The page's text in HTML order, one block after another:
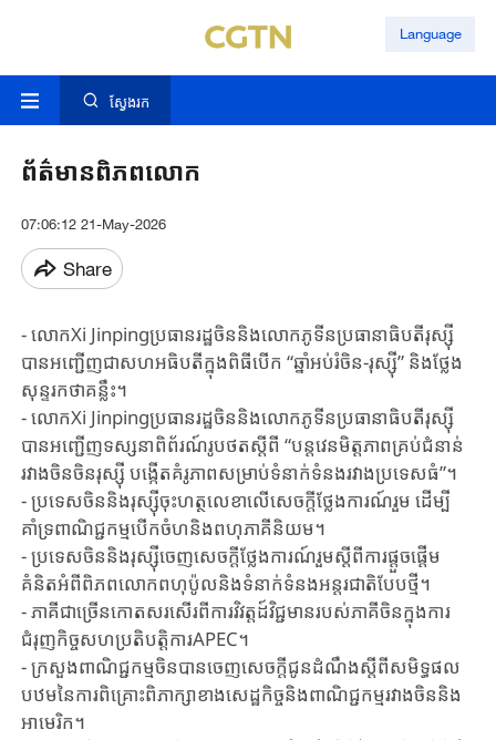
Language
ស្វែងរក
ព័ត៌មានពិភពលោក
07:06:12 21-May-2026
Share
- ​លោក​Xi Jinping​ប្រធានរដ្ឋ​ចិន​និង​លោក​ភូទីន​ប្រធានាធិបតី​រុស្ស៊ី​​
បាន​អញ្ជើញជាសហអធិបតីក្នុងពិធី​បើក​​ “ឆ្នាំ​អប់រំ​ចិន-រុស្ស៊ី​”​ និងថ្លែង​
សុន្ទរកថា​គន្លឹះ។
- លោក​Xi Jinping​ប្រធានរដ្ឋ​ចិន​និង​លោកភូទីន​ប្រធានាធិបតីរុស្ស៊ី​
បាន​អញ្ជើញទស្សនា​​ពិព័រណ៍​រូបថតស្តីពី​​ “បន្តវេន​មិត្តភាព​គ្រប់​ជំនាន់​
រវាង​ចិន​ចិន​រុស្ស៊ី ​បង្កើត​គំរូភាពសម្រាប់​ទំនាក់ទំនង​រវាង​ប្រទេស​ធំ”។
- ប្រទេស​ចិន​និងរុស្ស៊ី​ចុះហត្ថលេខា​លើ​សេចក្តីថ្លែងការណ៍រួម​ ​ដើម្បី​
គាំទ្រ​ពាណិជ្ជកម្ម​បើក​ចំហ​និង​ពហុភាគីនិយម។
- ​ប្រទេស​ចិន​និងរុស្ស៊ី​ចេញ​សេចក្តីថ្លែងការណ៍​​រួម​ស្តីពី​ការ​ផ្តួចផ្តើម​
គំនិត​អំពី​ពិភពលោកពហុប៉ូលនិង​ទំនាក់ទំនង​អន្តរជាតិ​បែបថ្មី​។
- ភាគី​ជា​ច្រើន​កោតសរសើរ​ពីការ​វិវត្តដ៍វិជ្ជមាន​របស់​ភាគីចិន​ក្នុង​ការ​
ជំរុញ​កិច្ចសហប្រតិបត្តិការ​APEC។
- ​ក្រសួងពាណិជ្ជកម្ម​ចិន​បាន​ចេញសេចក្តីជូន​ដំណឹង​ស្តីពី​សមិទ្ធផល​
បឋម​នៃ​ការពិគ្រោះពិភាក្សា​ខាង​សេដ្ឋកិច្ច​និងពាណិជ្ជកម្ម​រវាង​ចិន​និង​
អាមេរិក​។